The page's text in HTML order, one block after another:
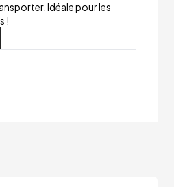
Idéale pour les
!